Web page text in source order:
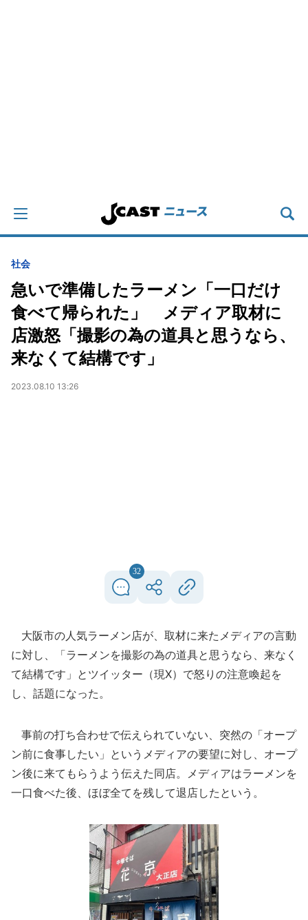
社会
急いで準備したラーメン「一口だけ
食べて帰られた」 メディア取材に
店激怒「撮影の為の道具と思うなら、
来なくて結構です」
2023.08.10 13:26
32
大阪市の人気ラーメン店が、取材に来たメディアの言動
に対し、「ラーメンを撮影の為の道具と思うなら、来なく
て結構です」とツイッター（現X）で怒りの注意喚起を
し、話題になった。
事前の打ち合わせで伝えられていない、突然の「オープ
ン前に食事したい」というメディアの要望に対し、オープ
ン後に来てもらうよう伝えた同店。メディアはラーメンを
一口食べた後、ほぼ全てを残して退店したという。